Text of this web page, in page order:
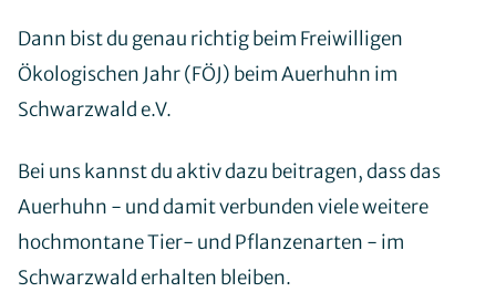
Dann bist du genau richtig beim Freiwilligen
Ökologischen Jahr (FÖJ) beim Auerhuhn im
Schwarzwald e.V.
Bei uns kannst du aktiv dazu beitragen, dass das
Auerhuhn - und damit verbunden viele weitere
hochmontane Tier- und Pflanzenarten - im
Schwarzwald erhalten bleiben.